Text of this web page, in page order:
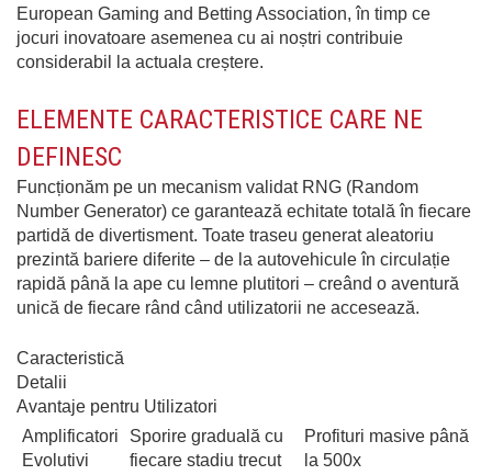
European Gaming and Betting Association, în timp ce
jocuri inovatoare asemenea cu ai noștri contribuie
considerabil la actuala creștere.
ELEMENTE CARACTERISTICE CARE NE
DEFINESC
Funcționăm pe un mecanism validat RNG (Random
Number Generator) ce garantează echitate totală în fiecare
partidă de divertisment. Toate traseu generat aleatoriu
prezintă bariere diferite – de la autovehicule în circulație
rapidă până la ape cu lemne plutitori – creând o aventură
unică de fiecare rând când utilizatorii ne accesează.
Caracteristică
Detalii
Avantaje pentru Utilizatori
Amplificatori
Evolutivi
Sporire graduală cu
fiecare stadiu trecut
Profituri masive până
la 500x